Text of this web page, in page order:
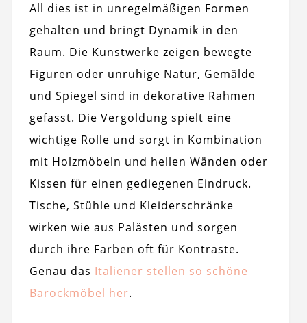
All dies ist in unregelmäßigen Formen
gehalten und bringt Dynamik in den
Raum. Die Kunstwerke zeigen bewegte
Figuren oder unruhige Natur, Gemälde
und Spiegel sind in dekorative Rahmen
gefasst. Die Vergoldung spielt eine
wichtige Rolle und sorgt in Kombination
mit Holzmöbeln und hellen Wänden oder
Kissen für einen gediegenen Eindruck.
Tische, Stühle und Kleiderschränke
wirken wie aus Palästen und sorgen
durch ihre Farben oft für Kontraste.
Genau das Italiener stellen so schöne
Barockmöbel her.